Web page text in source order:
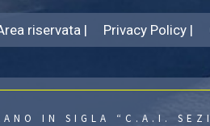
riservata | Privacy Policy |
IN SIGLA “C.A.I.